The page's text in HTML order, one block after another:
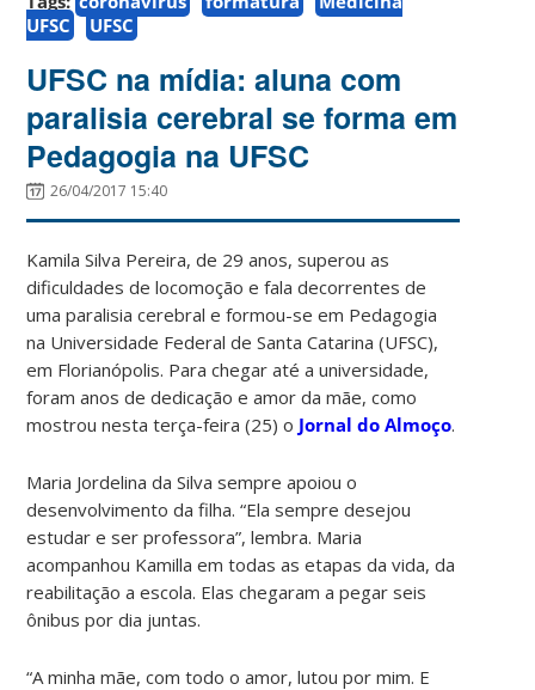
UFSC
UFSC
UFSC na mídia: aluna com
paralisia cerebral se forma em
Pedagogia na UFSC
26/04/2017 15:40
Kamila Silva Pereira, de 29 anos, superou as
dificuldades de locomoção e fala decorrentes de
uma paralisia cerebral e formou-se em Pedagogia
na Universidade Federal de Santa Catarina (UFSC),
em Florianópolis. Para chegar até a universidade,
foram anos de dedicação e amor da mãe, como
mostrou nesta terça-feira (25) o Jornal do Almoço.
Maria Jordelina da Silva sempre apoiou o
desenvolvimento da filha. “Ela sempre desejou
estudar e ser professora”, lembra. Maria
acompanhou Kamilla em todas as etapas da vida, da
reabilitação a escola. Elas chegaram a pegar seis
ônibus por dia juntas.
“A minha mãe, com todo o amor, lutou por mim. E